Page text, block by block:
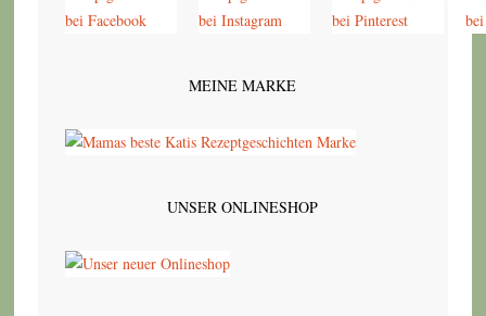
MEINE MARKE
UNSER ONLINESHOP